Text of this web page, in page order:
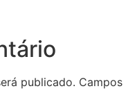
publicado. Campos